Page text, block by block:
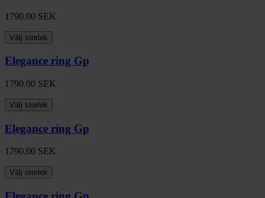
1790.00 SEK
Välj storlek
Elegance ring Gp
1790.00 SEK
Välj storlek
Elegance ring Gp
1790.00 SEK
Välj storlek